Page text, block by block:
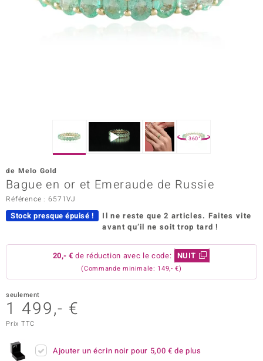
Collection
360°
de Melo Gold
Bague en or et Emeraude de Russie
Référence : 6571VJ
Stock presque épuisé ! Il ne reste que 2 articles. Faites vite
avant qu’il ne soit trop tard !
20,- € de réduction avec le code: NUIT
(Commande minimale: 149,- €)
seulement
1 499,- €
Prix TTC
Ajouter un écrin noir pour 5,00 € de plus